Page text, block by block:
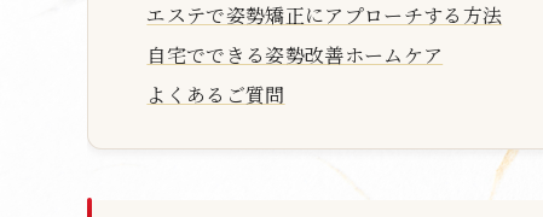
エステで姿勢矯正にアプローチする方法
自宅でできる姿勢改善ホームケア
よくあるご質問